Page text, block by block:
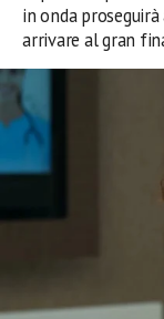
in onda
arrivare al gran